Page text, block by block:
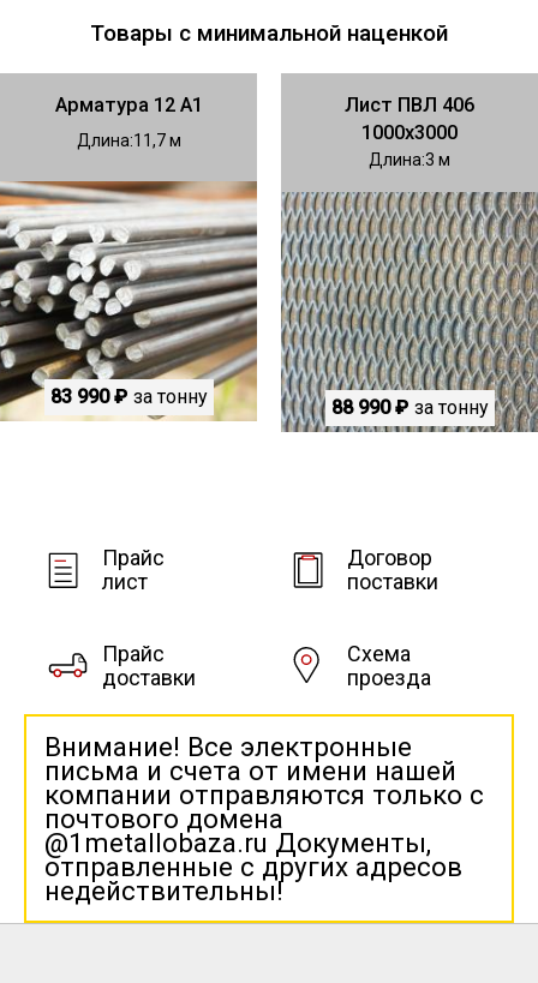
Товары с минимальной наценкой
Арматура 12 А1
Длина 11,7
83 990 ₽ за тонну
Лист ПВЛ 406
1000х3000
Длина 3
88 990 ₽ за тонну
Прайс
лист
Договор
поставки
Прайс
доставки
Схема
проезда
Внимание! Все электронные
письма и счета от имени нашей
компании отправляются только с
почтового домена
@1metallobaza.ru Документы,
отправленные с других адресов
недействительны!